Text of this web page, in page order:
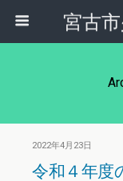
宮古
2022年4月23日
令和４年度